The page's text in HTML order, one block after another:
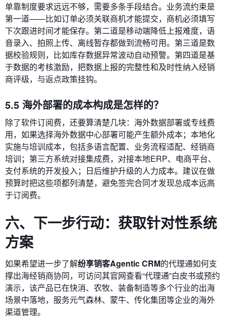
单靠制度要求远远不够，需要多条手段结合。业务流约束是
第一道——比如订单必须关联商机才能提交，商机必须填写
下次跟进时间才能保存。第二道是移动端降低上报难度，语
音录入、拍照上传、离线暂存都做到流畅可用。第三道是数
据校验规则，比如库存数据异常波动自动预警。第四道是基
于数据的考核激励，把数据上报的完整性和及时性纳入经销
商评级，与返点政策挂钩。
5.5 海外部署的成本构成是怎样的？
除了软件订阅费，还要算清楚几块：海外数据部署或专线费
用，如果选择海外数据中心部署可能产生额外成本；本地化
实施与培训成本，包括多语言配置、业务流程适配、经销商
培训；第三方系统对接集成费，对接本地ERP、电商平台、
支付系统的开发投入；日后维护升级的人力成本。建议在做
预算时把这些项都列清楚，避免签完合同才发现总成本远高
于订阅费。
六、下一步行动：获取针对性系统
方案
如果希望进一步了解纷享销客Agentic CRM的代理通如何支
撑出海经销商协同，可访问其官网查看“代理通”白皮书或预约
演示，该产品已在快消、农牧、装备制造等多个行业的出海
场景中落地，服务元气森林、蒙牛、传化集团等企业的海外
渠道管理。